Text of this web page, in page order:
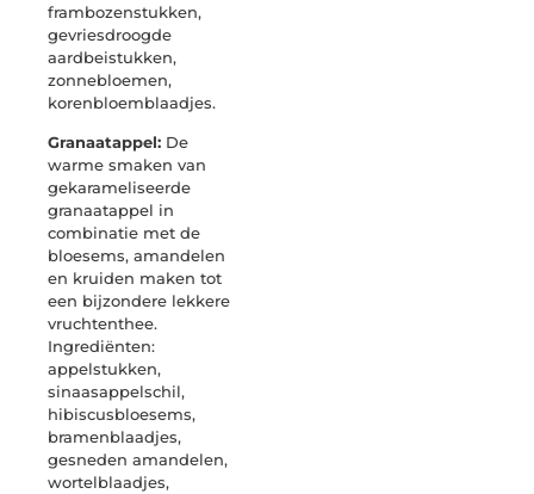
frambozenstukken,
gevriesdroogde
aardbeistukken,
zonnebloemen,
korenbloemblaadjes.
Granaatappel: De
warme smaken van
gekarameliseerde
granaatappel in
combinatie met de
bloesems, amandelen
en kruiden maken tot
een bijzondere lekkere
vruchtenthee.
Ingrediënten:
appelstukken,
sinaasappelschil,
hibiscusbloesems,
bramenblaadjes,
gesneden amandelen,
wortelblaadjes,